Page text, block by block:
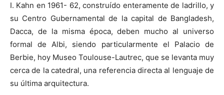
I. Kahn en 1961- 62, construído enteramente de ladrillo, y
su Centro Gubernamental de la capital de Bangladesh,
Dacca, de la misma época, deben mucho al universo
formal de Albi, siendo particularmente el Palacio de
Berbie, hoy Museo Toulouse-Lautrec, que se levanta muy
cerca de la catedral, una referencia directa al lenguaje de
su última arquitectura.